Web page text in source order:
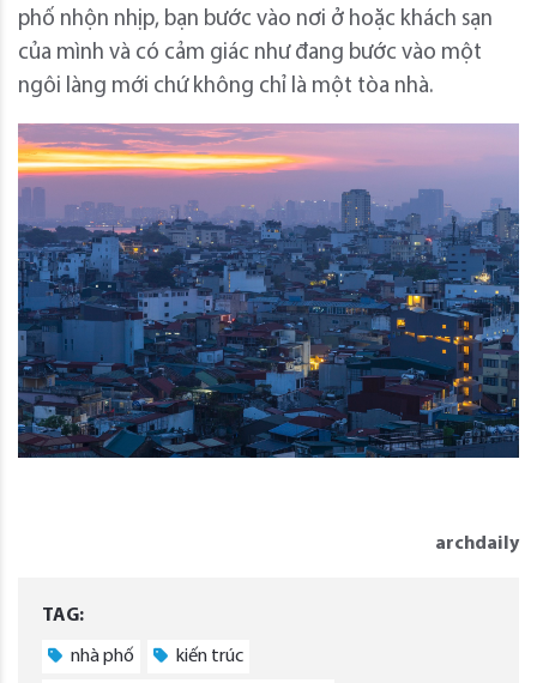
phố nhộn nhịp, bạn bước vào nơi ở hoặc khách sạn
của mình và có cảm giác như đang bước vào một
ngôi làng mới chứ không chỉ là một tòa nhà.
archdaily
TAG:
nhà phố kiến trúc